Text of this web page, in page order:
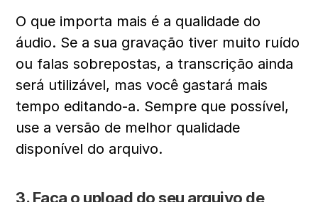
O que importa mais é a qualidade do
áudio. Se a sua gravação tiver muito ruído
ou falas sobrepostas, a transcrição ainda
será utilizável, mas você gastará mais
tempo editando-a. Sempre que possível,
use a versão de melhor qualidade
disponível do arquivo.
3. Faça o upload do seu arquivo de